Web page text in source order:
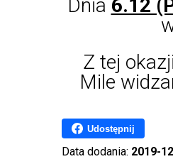
Dnia 6.12
Z tej
Mile
Udostępnij
Data dodania: 2019-